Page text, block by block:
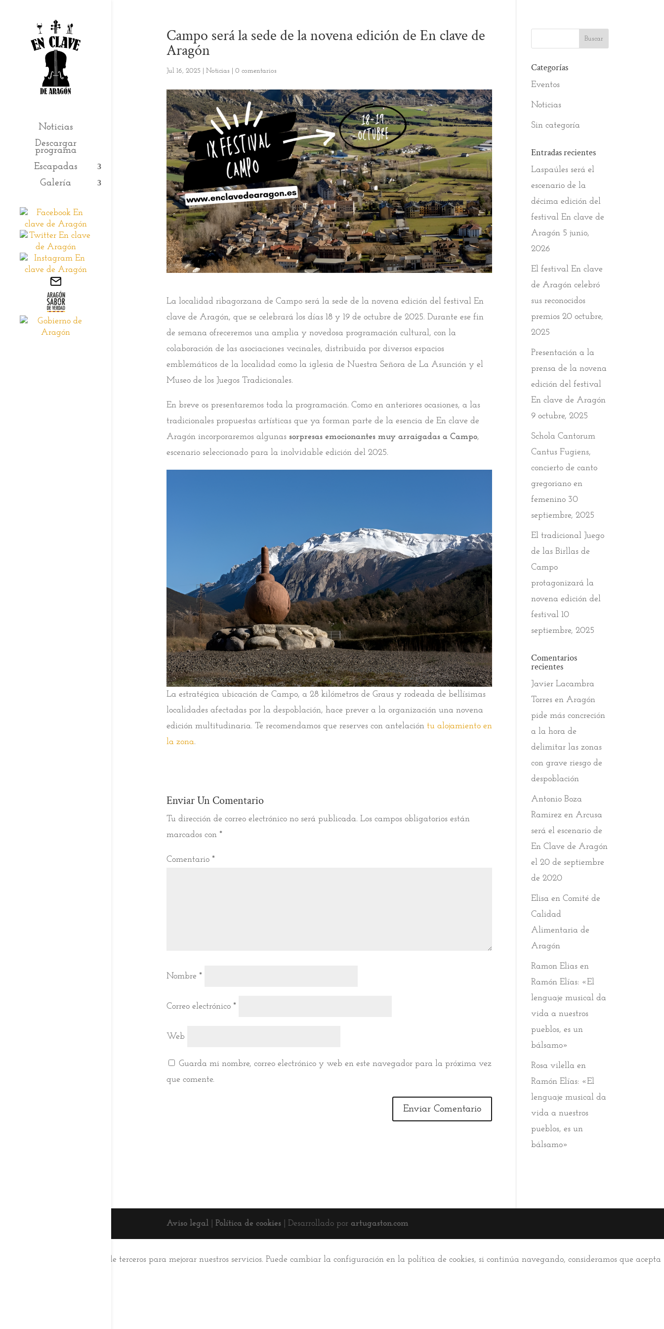
Noticias
Descargar
programa
Escapadas
Galería
Campo será la sede de la novena edición de En clave de
Aragón
Jul 16, 2025 Noticias 0 comentarios
La localidad ribagorzana de Campo será la sede de la novena edición del festival En
clave de Aragón, que se celebrará los días 18 y 19 de octubre de 2025. Durante ese fin
de semana ofreceremos una amplia y novedosa programación cultural, con la
colaboración de las asociaciones vecinales, distribuida por diversos espacios
emblemáticos de la localidad como la iglesia de Nuestra Señora de La Asunción y el
Museo de los Juegos Tradicionales.
En breve os presentaremos toda la programación. Como en anteriores ocasiones, a las
tradicionales propuestas artísticas que ya forman parte de la esencia de En clave de
Aragón incorporaremos algunas sorpresas emocionantes muy arraigadas a Campo,
escenario seleccionado para la inolvidable edición del 2025.
La estratégica ubicación de Campo, a 28 kilómetros de Graus y rodeada de bellísimas
localidades afectadas por la despoblación, hace prever a la organización una novena
edición multitudinaria. Te recomendamos que reserves con antelación tu alojamiento en
la zona.
Enviar Un Comentario
Tu dirección de correo electrónico no será publicada. Los campos obligatorios están
marcados con *
Comentario *
Nombre *
Correo electrónico *
Web
Guarda mi nombre, correo electrónico y web en este navegador para la próxima vez
que comente.
Categorías
Eventos
Noticias
Sin categoría
Entradas recientes
Laspaúles será el
escenario de la
décima edición del
festival En clave de
Aragón 5 junio,
2026
El festival En clave
de Aragón celebró
sus reconocidos
premios 20 octubre,
2025
Presentación a la
prensa de la novena
edición del festival
En clave de Aragón
9 octubre, 2025
Schola Cantorum
Cantus Fugiens,
concierto de canto
gregoriano en
femenino 30
septiembre, 2025
El tradicional Juego
de las Birllas de
Campo
protagonizará la
novena edición del
festival 10
septiembre, 2025
Comentarios
recientes
Javier Lacambra
Torres enAragón
pide más concreción
a la hora de
delimitar las zonas
con grave riesgo de
despoblación
Antonio Boza
Ramirez enArcusa
será el escenario de
En Clave de Aragón
el 20 de septiembre
de 2020
Elisa enComité de
Calidad
Alimentaria de
Aragón
Ramon Elias en
Ramón Elías: «El
lenguaje musical da
vida a nuestros
pueblos, es un
bálsamo»
Rosa vilella en
Ramón Elías: «El
lenguaje musical da
vida a nuestros
pueblos, es un
bálsamo»
Aviso legal| Política de cookies| Desarrollado por artugaston.com
Utilizamos cookies propias y de terceros para mejorar nuestros servicios. Puede cambiar la configuración en la política de cookies, si continúa navegando, consideramos que acepta